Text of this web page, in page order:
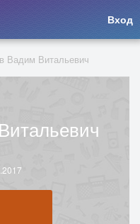
Вход
Вадим Витальевич